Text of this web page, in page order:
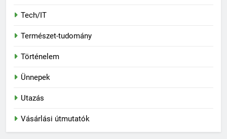
Tech/IT
Természet-tudomány
Történelem
Ünnepek
Utazás
Vásárlási útmutatók